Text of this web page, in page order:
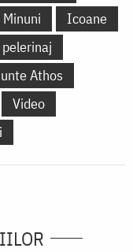
Minuni
Icoane
Athos
Video